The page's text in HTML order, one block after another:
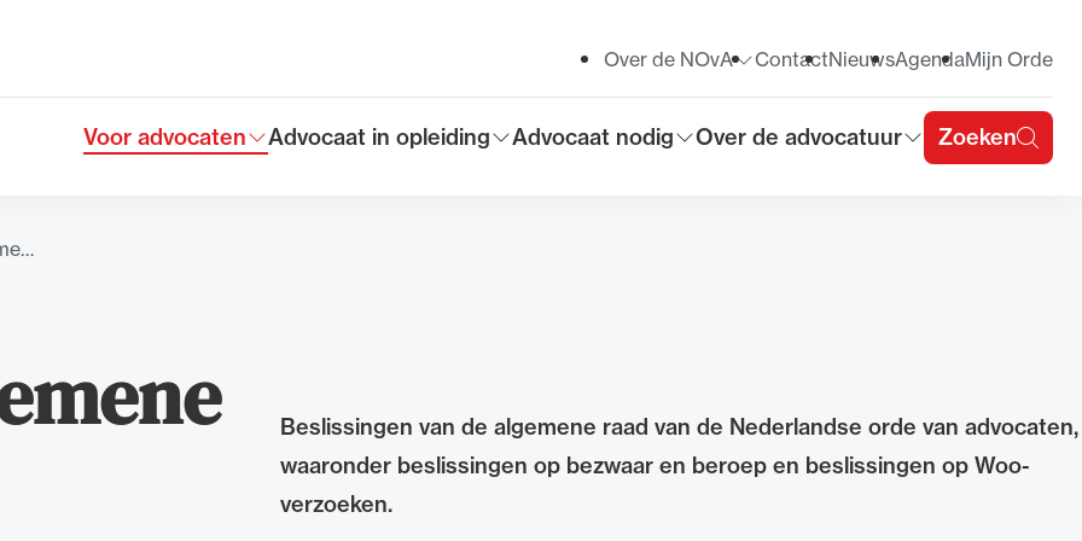
Toon submenu voor
Voor advocaten
Toon submenu voor
Advocaat in opleiding
Toon submenu voor
Advocaat nodig
Toon submenu voor
Over de advocatuur Zoeken
Toon submenu voor
Over de NOvA ContactNieuwsAgendaMijn Orde
Beslissingen van de algemene raad van de Nederlandse orde van advocaten,
waaronder beslissingen op bezwaar en beroep en beslissingen op Woo-
verzoeken.